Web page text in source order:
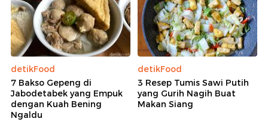
detikFood
7 Bakso Gepeng di
Jabodetabek yang Empuk
dengan Kuah Bening
Ngaldu
detikFood
3 Resep Tumis Sawi Putih
yang Gurih Nagih Buat
Makan Siang